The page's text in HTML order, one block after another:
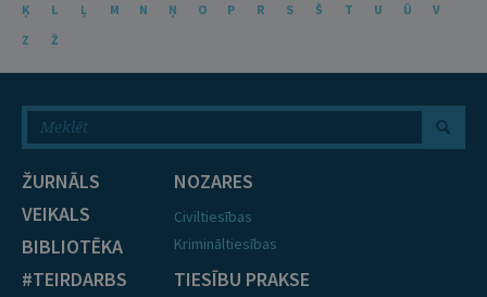
Ķ
L Ļ M N Ņ O P R S Š T U Ū
V
Z
Ž
ŽURNĀLS
VEIKALS
BIBLIOTĒKA
#TEIRDARBS
NOZARES
Civiltiesības
Krimināltiesības
TIESĪBU PRAKSE